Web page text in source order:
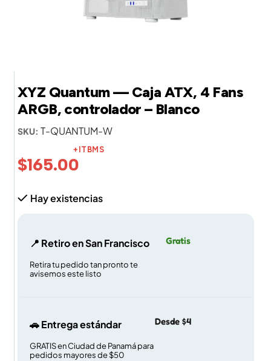
XYZ Quantum — Caja ATX, 4 Fans
ARGB, controlador – Blanco
SKU: T-QUANTUM-W
$165.00
+ITBMS
Hay existencias
📍 Retiro en San Francisco
Retira tu pedido tan pronto te
avisemos este listo
Gratis
🚗 Entrega estándar
GRATIS en Ciudad de Panamá para
pedidos mayores de $50
Desde $4